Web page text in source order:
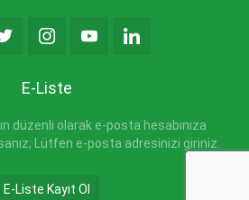
E-Liste
düzenli olarak e-posta hesabınıza
Lütfen e-posta adresinizi giriniz.
E-Liste Kayıt Ol